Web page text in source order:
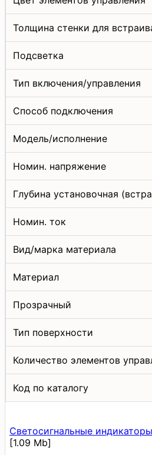
Толщина стенки для
Подсветка
Тип включения/управления
Способ подключения
Модель/исполнение
Номин. напряжение
Глубина установочная
Номин. ток
Вид/марка материала
Материал
Прозрачный
Тип поверхности
Количество элементов
Код по каталогу
Светосигнальные
[1.09 Mb]